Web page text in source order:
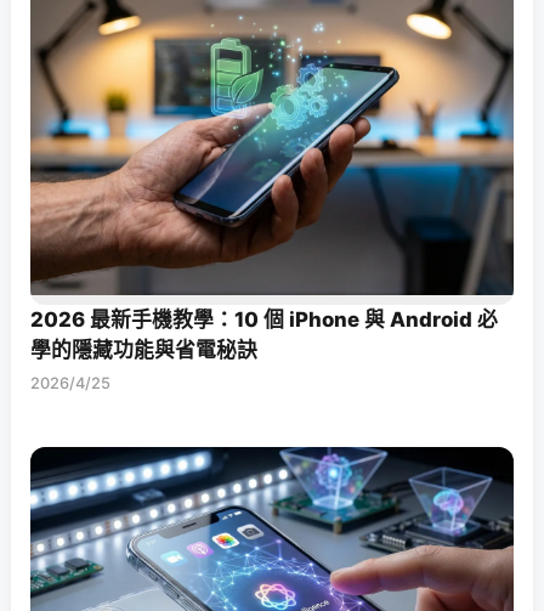
2026 最新手機教學：10 個 iPhone 與 Android 必
學的隱藏功能與省電秘訣
2026/4/25